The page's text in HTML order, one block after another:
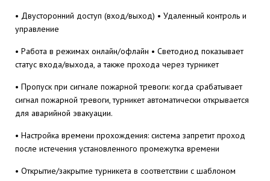
• Двусторонний доступ (вход/выход) • Удаленный контроль и
управление
• Работа в режимах онлайн/офлайн • Светодиод показывает
статус входа/выхода, а также прохода через турникет
• Пропуск при сигнале пожарной тревоги: когда срабатывает
сигнал пожарной тревоги, турникет автоматически открывается
для аварийной эвакуации.
• Настройка времени прохождения: система запретит проход
после истечения установленного промежутка времени
• Открытие/закрытие турникета в соответствии с шаблоном